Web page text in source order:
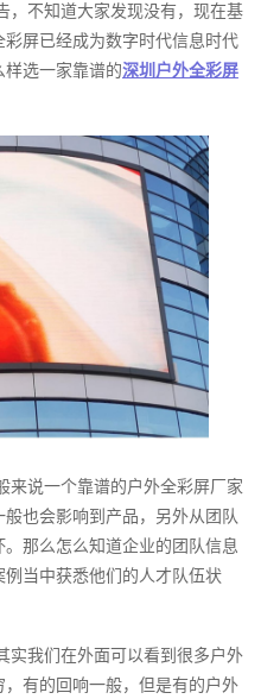
，不知道大家发现没有，现在基
屏已经成为数字时代信息时代
选一家靠谱的深圳户外全彩屏
来说一个靠谱的户外全彩屏厂家
也会影响到产品，另外从团队
那么怎么知道企业的团队信息
当中获悉他们的人才队伍状
实我们在外面可以看到很多户外
有的回响一般，但是有的户外